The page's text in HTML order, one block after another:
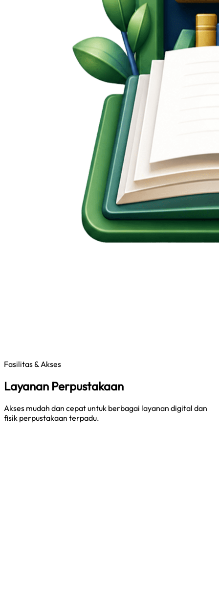
Fasilitas & Akses
Layanan Perpustakaan
Akses mudah dan cepat untuk berbagai layanan digital dan
fisik perpustakaan terpadu.